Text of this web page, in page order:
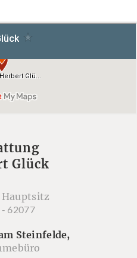
Glück
Hauptsitz
62077
Steinfelde,